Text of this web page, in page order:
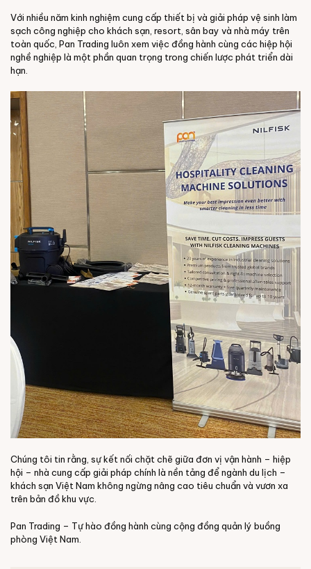
Với nhiều năm kinh nghiệm cung cấp thiết bị và giải pháp vệ sinh làm
sạch công nghiệp cho khách sạn, resort, sân bay và nhà máy trên
toàn quốc, Pan Trading luôn xem việc đồng hành cùng các hiệp hội
nghề nghiệp là một phần quan trọng trong chiến lược phát triển dài
hạn.
Chúng tôi tin rằng, sự kết nối chặt chẽ giữa đơn vị vận hành – hiệp
hội – nhà cung cấp giải pháp chính là nền tảng để ngành du lịch –
khách sạn Việt Nam không ngừng nâng cao tiêu chuẩn và vươn xa
trên bản đồ khu vực.
Pan Trading – Tự hào đồng hành cùng cộng đồng quản lý buồng
phòng Việt Nam.